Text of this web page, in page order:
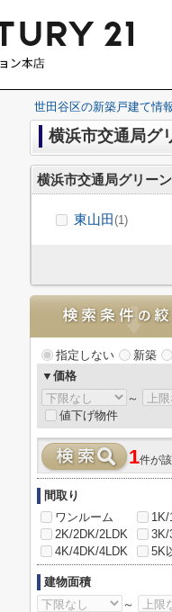
世田谷区の新築戸建て情
横浜市交通局グ
横浜市交通局グリー
東山田(1)
指定しない 新築
▼価格
～
値下げ物件
1件が
間取り
ワンルーム
1K/
2K/2DK/2LDK
3K/
4K/4DK/4LDK
5K
建物面積
～